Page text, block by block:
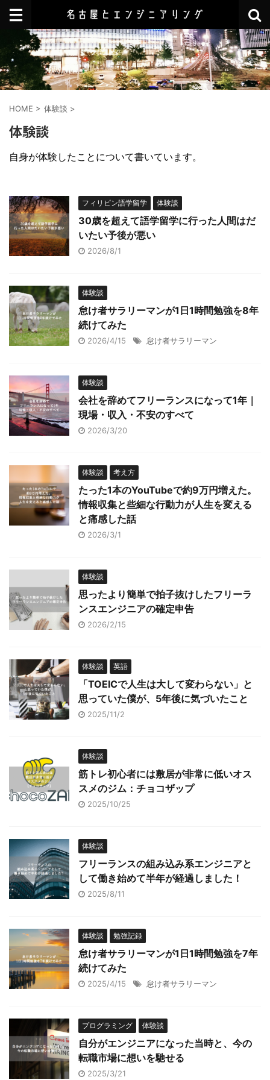
HOME > 体験談 >
体験談
自身が体験したことについて書いています。
フィリピン語学留学 体験談
30歳を超えて語学留学に行った人間はだ
いたい予後が悪い
2026/8/1
体験談
怠け者サラリーマンが1日1時間勉強を8年
続けてみた
2026/4/15 怠け者サラリーマン
体験談
会社を辞めてフリーランスになって1年｜
現場・収入・不安のすべて
2026/3/20
体験談 考え方
たった1本のYouTubeで約9万円増えた。
情報収集と些細な行動力が人生を変える
と痛感した話
2026/3/1
体験談
思ったより簡単で拍子抜けしたフリーラ
ンスエンジニアの確定申告
2026/2/15
体験談 英語
「TOEICで人生は大して変わらない」と
思っていた僕が、5年後に気づいたこと
2025/11/2
体験談
筋トレ初心者には敷居が非常に低いオス
スメのジム：チョコザップ
2025/10/25
体験談
フリーランスの組み込み系エンジニアと
して働き始めて半年が経過しました！
2025/8/11
体験談 勉強記録
怠け者サラリーマンが1日1時間勉強を7年
続けてみた
2025/4/15 怠け者サラリーマン
プログラミング 体験談
自分がエンジニアになった当時と、今の
転職市場に想いを馳せる
2025/3/21